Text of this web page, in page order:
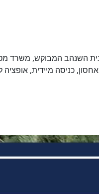
אחסון, כניסה מיידית,